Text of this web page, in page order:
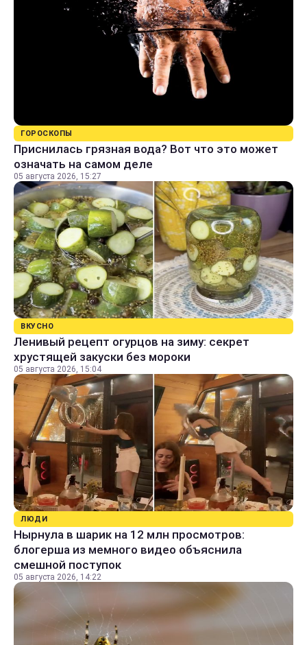
ГОРОСКОПЫ
Приснилась грязная вода? Вот что это может
означать на самом деле
05 августа 2026, 15:27
ВКУСНО
Ленивый рецепт огурцов на зиму: секрет
хрустящей закуски без мороки
05 августа 2026, 15:04
ЛЮДИ
Нырнула в шарик на 12 млн просмотров:
блогерша из мемного видео объяснила
смешной поступок
05 августа 2026, 14:22